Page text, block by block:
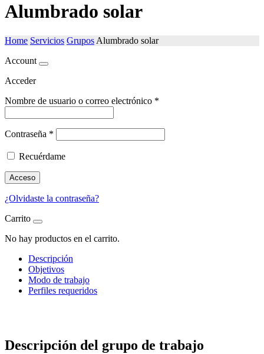
Alumbrado solar
Home Servicios Grupos Alumbrado solar
Account
Acceder
Nombre de usuario o correo electrónico *
Contraseña *
Recuérdame
Acceso
¿Olvidaste la contraseña?
Carrito
No hay productos en el carrito.
Descripción
Objetivos
Modo de trabajo
Perfiles requeridos
Descripción del grupo de trabajo